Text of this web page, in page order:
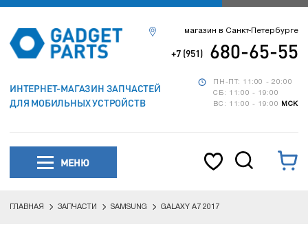
ИНТЕРНЕТ-МАГАЗИН ЗАПЧАСТЕЙ
ДЛЯ МОБИЛЬНЫХ УСТРОЙСТВ
ПН-ПТ: 11:00 - 20:00
СБ: 11:00 - 19:00
ВС: 11:00 - 19:00
МСК
магазин в Санкт-Петербурге
+7 (951) 680-65-55
МЕНЮ
ГЛАВНАЯ ЗАПЧАСТИ SAMSUNG GALAXY A7 2017